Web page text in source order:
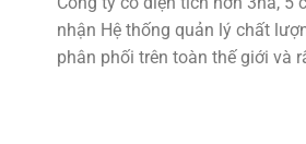
nhận Hệ thống quản lý chất
phân phối trên toàn thế giới và